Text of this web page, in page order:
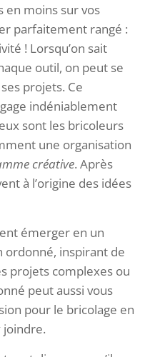
en moins sur vos
parfaitement rangé :
! Lorsqu’on sait
outil, on peut se
projets. Ce
indéniablement
sont les bricoleurs
une organisation
créative. Après
à l’origine des idées
émerger en un
ordonné, inspirant de
projets complexes ou
peut aussi vous
pour le bricolage en
joindre.